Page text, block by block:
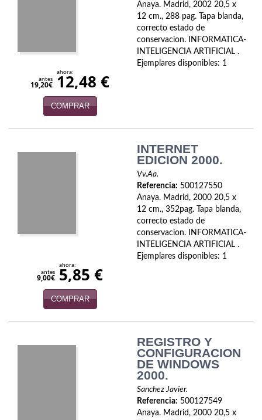
Novela fantástica
Novela histórica
Novela negra
Psicología. Educación
Religión
Revistas
Anaya. Madrid, 2002 20,5 x
12 cm., 288 pag. Tapa blanda,
correcto estado de
conservacion. INFORMATICA-
INTELIGENCIA ARTIFICIAL .
Ejemplares disponibles: 1
antes
19,20€
ahora:
12,48 €
COMPRAR
INTERNET
EDICION 2000.
Vv.Aa.
Referencia: 500127550
Anaya. Madrid, 2000 20,5 x
12 cm., 352pag. Tapa blanda,
correcto estado de
conservacion. INFORMATICA-
INTELIGENCIA ARTIFICIAL .
Ejemplares disponibles: 1
antes
9,00€
ahora:
5,85 €
COMPRAR
REGISTRO Y
CONFIGURACION
DE WINDOWS
2000.
Sanchez Javier.
Referencia: 500127549
Anaya. Madrid, 2000 20,5 x